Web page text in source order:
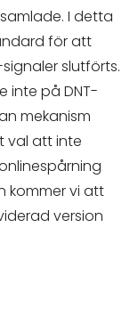
I detta
för att
slutförts.
inte på DNT-
mekanism
val att inte
kommer vi att
version